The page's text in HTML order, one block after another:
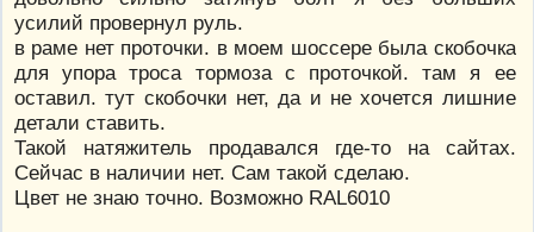
усилий провернул руль.
в раме нет проточки. в моем шоссере была скобочка
для упора троса тормоза с проточкой. там я ее
оставил. тут скобочки нет, да и не хочется лишние
детали ставить.
Такой натяжитель продавался где-то на сайтах.
Сейчас в наличии нет. Сам такой сделаю.
Цвет не знаю точно. Возможно RAL6010